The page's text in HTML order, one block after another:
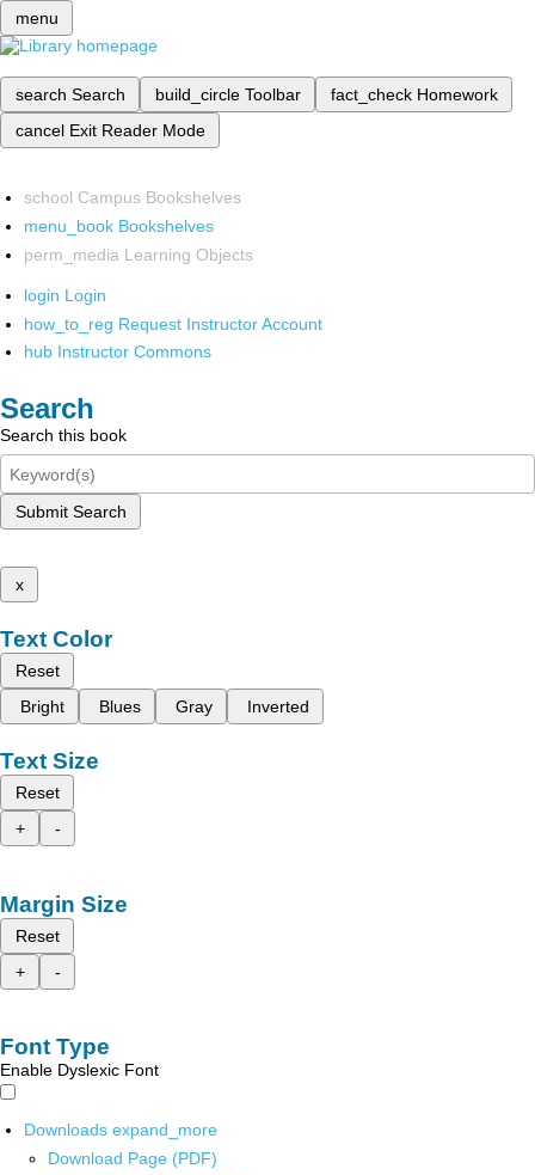
menu
search Search build_circle Toolbar fact_check Homework
cancel Exit Reader Mode
school Campus Bookshelves
menu_book Bookshelves
perm_media Learning Objects
login Login
how_to_reg Request Instructor Account
hub Instructor Commons
Search
Search this book
Submit Search
x
Text Color
Reset
Bright
Blues Gray Inverted
Text Size
Reset
+
-
Margin Size
Reset
+
-
Font Type
Enable Dyslexic Font
Downloads expand_more
Download Page (PDF)